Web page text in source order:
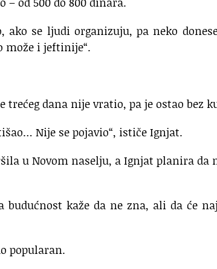
ako se ljudi organizuju, pa neko
može i jeftinije“.
trećeg dana nije vratio, pa je ostao bez
Nije se pojavio“, ističe Ignjat.
u Novom naselju, a Ignjat planira da
kaže da ne zna, ali da će
popularan.